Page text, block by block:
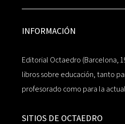
INFORMACIÓN
Editorial Octaedro (Barcelona,
libros sobre educación, tanto
profesorado como para la
SITIOS DE OCTAEDRO